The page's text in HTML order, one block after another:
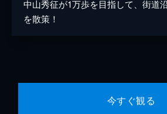
中山秀征が1万歩を目指して、街道
を散策！
今すぐ観る